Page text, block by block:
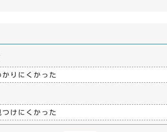
かりにくかった
つけにくかった